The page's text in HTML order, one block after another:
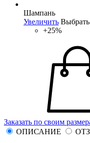
Шампань
Увеличить Выбрать
+25%
Заказать по своим
ОПИСАНИЕ